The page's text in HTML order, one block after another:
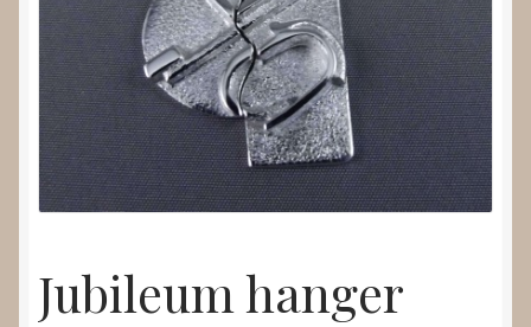
Nieuws
Video’s
Submenu
uitvouwen
Jubileum hanger